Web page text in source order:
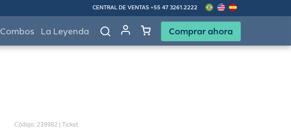
CENTRAL DE VENTAS +55 47 3261.2222
Combos La Leyenda Comprar ahora
Código: 239982 | Ticket